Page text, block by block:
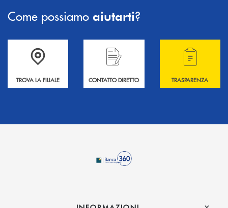
Come possiamo aiutarti?
Accedi all' elenco completo delle filiali .
TROVA LA FILIALE
Hai bisogno di informazioni? Contattaci !
CONTATTO DIRETTO
Hai bisogno di
TRASPARENZA